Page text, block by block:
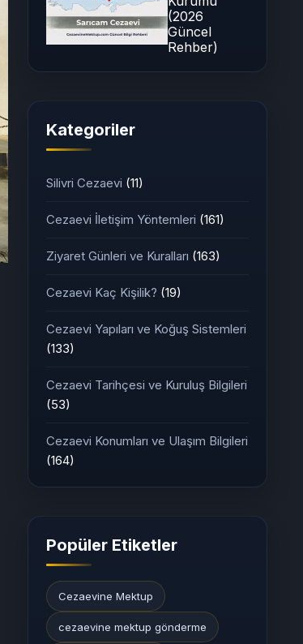
(2026
Güncel
Rehber)
Kategoriler
Silivri Cezaevi (11)
Cezaevi İletişim Yöntemleri (161)
Ziyaret Günleri ve Kuralları (163)
Cezaevi Kaç Kişilik? (19)
Cezaevi Yapıları ve Koğuş Sistemleri
(133)
Cezaevi Tarihçesi ve Kuruluş Bilgileri
(53)
Cezaevi Konumları ve Ulaşım Bilgileri
(164)
Popüler Etiketler
Cezaevine Mektup
cezaevine mektup gönderme